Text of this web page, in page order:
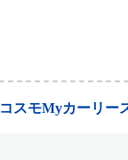
コスモMyカーリー